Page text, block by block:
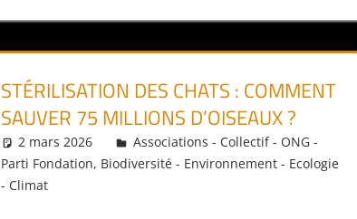
STÉRILISATION DES CHATS : COMMENT
SAUVER 75 MILLIONS D’OISEAUX ?
2 mars 2026 Daniel
Associations - Collectif - ONG -
Parti Fondation, Biodiversité - Environnement - Ecologie
- Climat